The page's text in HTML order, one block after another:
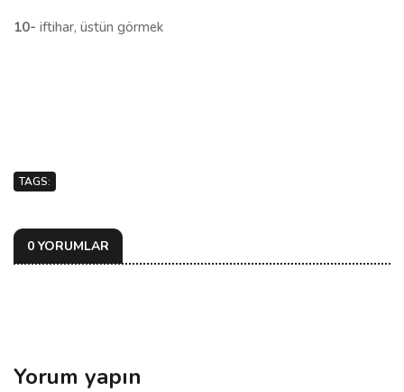
10- iftihar, üstün görmek
TAGS:
0 YORUMLAR
Yorum yapın